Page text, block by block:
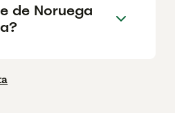
de Noruega